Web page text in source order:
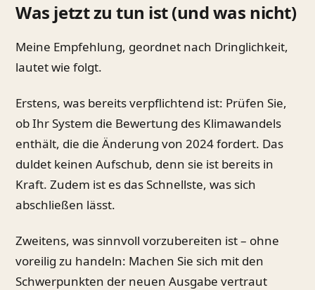
Was jetzt zu tun ist (und was nicht)
Meine Empfehlung, geordnet nach Dringlichkeit,
lautet wie folgt.
Erstens, was bereits verpflichtend ist: Prüfen Sie,
ob Ihr System die Bewertung des Klimawandels
enthält, die die Änderung von 2024 fordert. Das
duldet keinen Aufschub, denn sie ist bereits in
Kraft. Zudem ist es das Schnellste, was sich
abschließen lässt.
Zweitens, was sinnvoll vorzubereiten ist – ohne
voreilig zu handeln: Machen Sie sich mit den
Schwerpunkten der neuen Ausgabe vertraut